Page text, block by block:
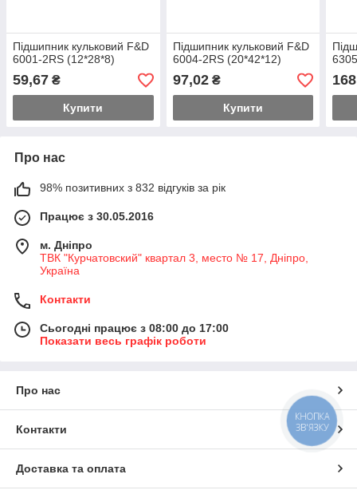
Підшипник кульковий F&D
6001-2RS (12*28*8)
59,67 ₴
Купити
Підшипник кульковий F&D
6004-2RS (20*42*12)
97,02₴
Купити
Про нас
98% позитивних з 832 відгуків за рік
Працює з 30.05.2016
м. Дніпро
ТВК "Курчатовский" квартал 3, место № 17, Дніпро,
Україна
Контакти
Сьогодні працює з 08:00 до 17:00
Показати весь графік роботи
Про нас
Контакти
Доставка та оплата
КНОПКА
ЗВ'ЯЗКУ